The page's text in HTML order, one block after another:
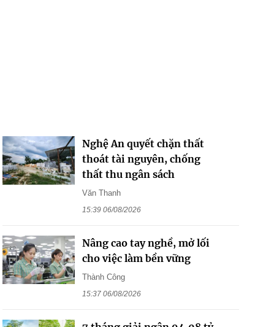
Nghệ An quyết chặn thất
thoát tài nguyên, chống
thất thu ngân sách
Văn Thanh
15:39 06/08/2026
Nâng cao tay nghề, mở lối
cho việc làm bền vững
Thành Công
15:37 06/08/2026